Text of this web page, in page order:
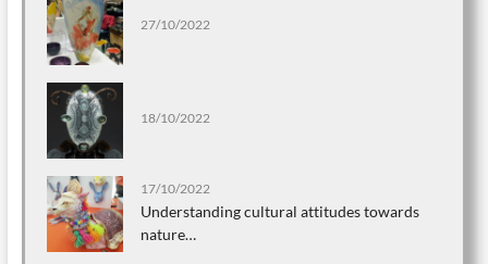
27/10/2022
18/10/2022
17/10/2022
Understanding cultural attitudes towards
nature…